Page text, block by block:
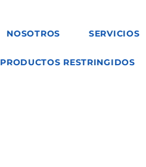
NOSOTROS SERVICIOS
PRODUCTOS RESTRINGIDOS